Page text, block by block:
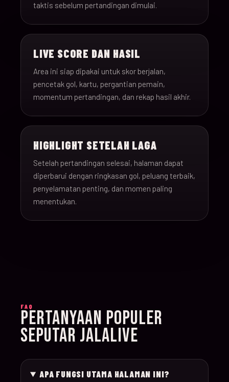
15-Jun-
26
Iran v New Zealand
016
15-Jun-
12:00
017
16-Jun-
15:00 France v Senegal
018
26
18:00
019
16-Jun-
26
20:00 Argentina v Algeria
020 21:00 Austria v Jordan
26
023
17-Jun-
12:00
17-Jun-
taktis sebelum pertandingan dimulai.
LIVE SCORE DAN HASIL
Area ini siap dipakai untuk skor berjalan,
pencetak gol, kartu, pergantian pemain,
momentum pertandingan, dan rekap hasil akhir.
HIGHLIGHT SETELAH LAGA
Setelah pertandingan selesai, halaman dapat
diperbarui dengan ringkasan gol, peluang terbaik,
penyelamatan penting, dan momen paling
menentukan.
FAQ
PERTANYAAN POPULER
SEPUTAR JALALIVE
APA FUNGSI UTAMA HALAMAN INI?